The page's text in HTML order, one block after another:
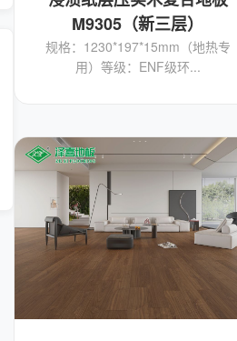
M9305（新三层）
规格：1230*197*15mm（地热专
用）等级：ENF级环...